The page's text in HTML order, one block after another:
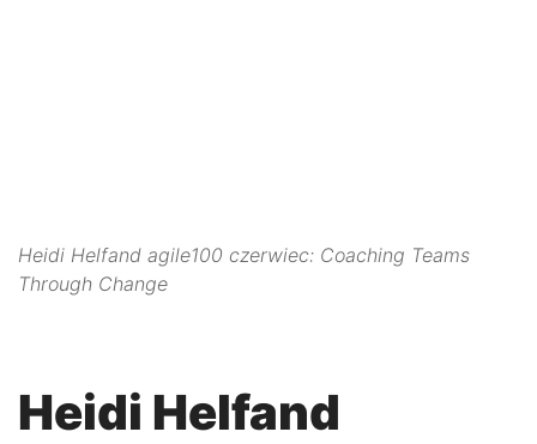
Heidi Helfand agile100 czerwiec: Coaching Teams
Through Change
Heidi Helfand